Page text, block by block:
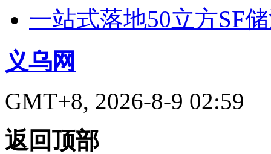
一站式落地50立方SF
义乌网
GMT+8, 2026-8-9 02:59
返回顶部